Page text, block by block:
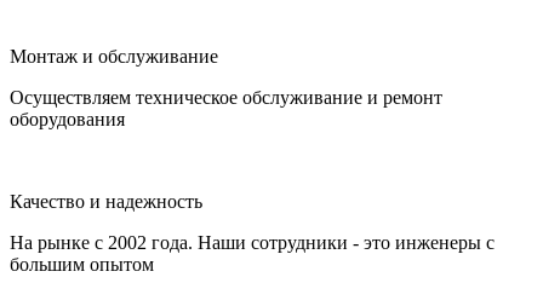
Монтаж и обслуживание
Осуществляем техническое обслуживание и ремонт
оборудования
Качество и надежность
На рынке с 2002 года. Наши сотрудники - это инженеры с
большим опытом